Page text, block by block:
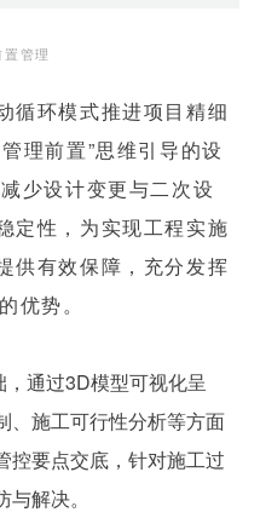
管理
循环模式推进项目精细
理前置”思维引导的设
少设计变更与二次设
定性，为实现工程实施
供有效保障，充分发挥
优势。
通过3D模型可视化呈
、施工可行性分析等方面
控要点交底，针对施工过
解决。